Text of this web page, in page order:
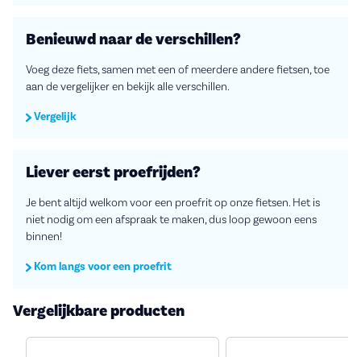
Benieuwd naar de verschillen?
Voeg deze fiets, samen met een of meerdere andere fietsen, toe
aan de vergelijker en bekijk alle verschillen.
Vergelijk
Liever eerst proefrijden?
Je bent altijd welkom voor een proefrit op onze fietsen. Het is
niet nodig om een afspraak te maken, dus loop gewoon eens
binnen!
Kom langs voor een proefrit
Vergelijkbare producten